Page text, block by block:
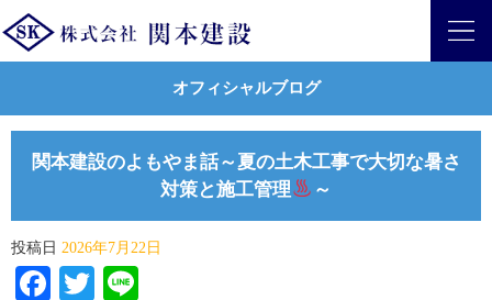
オフィシャルブログ
関本建設のよもやま話～夏の土木工事で大切な暑さ
対策と施工管理
～
投稿日 2026年7月22日
Facebook
Twitter